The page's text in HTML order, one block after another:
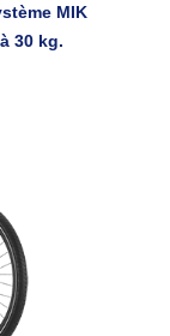
MIK
30 kg.